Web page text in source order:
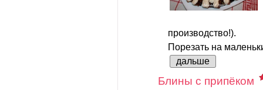
производство!).
Порезать на
дальше
Блины с припёком